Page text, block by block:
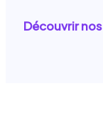
Découvrir nos